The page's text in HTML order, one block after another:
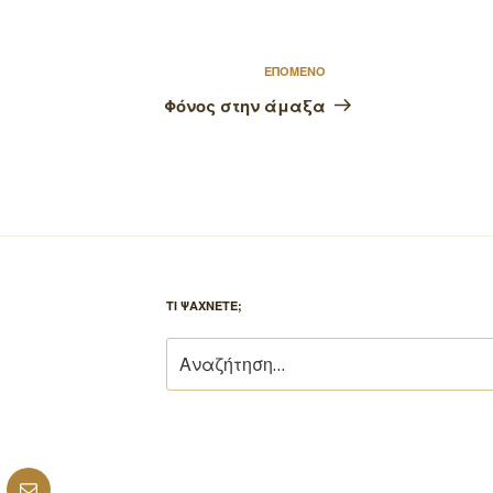
άρθρο
ΕΠΟΜΕΝΟ
Φόνος στην άμαξα
ΤΙ ΨΑΧΝΕΤΕ;
για:
Email